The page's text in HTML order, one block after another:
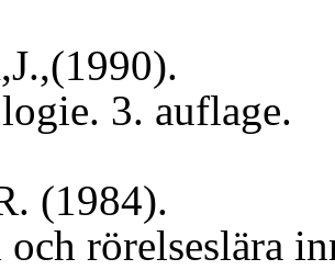
3. auflage.
(1984).
rörelseslära